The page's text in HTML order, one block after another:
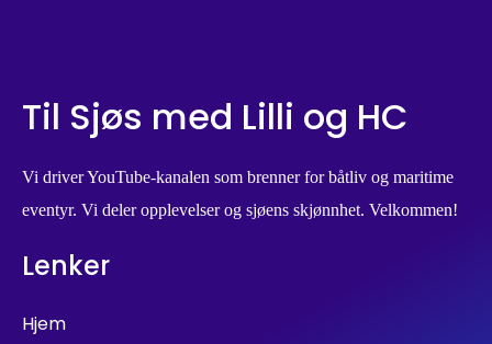
Til Sjøs med Lilli og HC
Vi driver YouTube-kanalen som brenner for båtliv og maritime
eventyr. Vi deler opplevelser og sjøens skjønnhet. Velkommen!
Lenker
Hjem